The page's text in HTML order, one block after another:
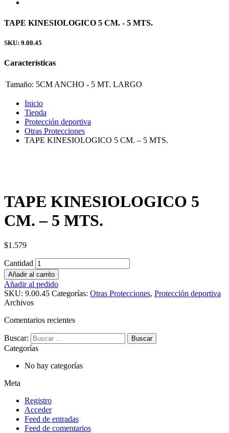
TAPE KINESIOLOGICO 5 CM. - 5 MTS.
SKU: 9.00.45
Características
Tamaño: 5CM ANCHO - 5 MT. LARGO
Inicio
Tienda
Protección deportiva
Otras Protecciones
TAPE KINESIOLOGICO 5 CM. – 5 MTS.
TAPE KINESIOLOGICO 5
CM. – 5 MTS.
$1.579
Cantidad
Añadir al carrito
Añadir al pedido
SKU: 9.00.45 Categorías: Otras Protecciones, Protección deportiva
Archivos
Comentarios recientes
Buscar:
Categorías
No hay categorías
Meta
Registro
Acceder
Feed de entradas
Feed de comentarios